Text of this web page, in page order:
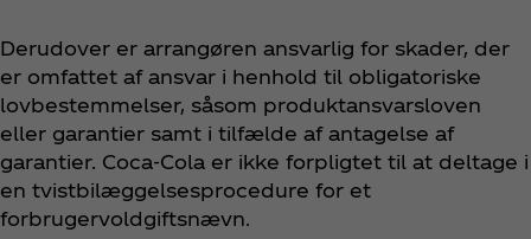
Derudover er arrangøren ansvarlig for skader, der
er omfattet af ansvar i henhold til obligatoriske
lovbestemmelser, såsom produktansvarsloven
eller garantier samt i tilfælde af antagelse af
garantier. Coca‑Cola er ikke forpligtet til at deltage i
en tvistbilæggelsesprocedure for et
forbrugervoldgiftsnævn.